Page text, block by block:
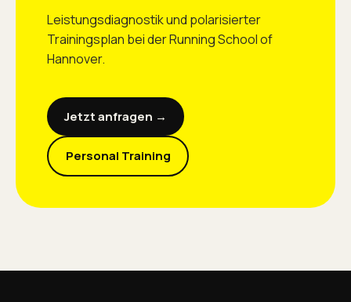
Leistungsdiagnostik und polarisierter
Trainingsplan bei der Running School of
Hannover.
Jetzt anfragen →
Personal Training